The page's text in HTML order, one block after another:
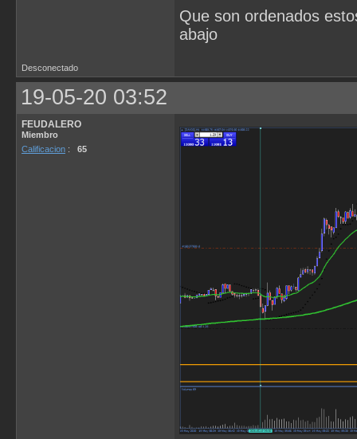
Que son ordenados
abajo
Desconectado
19-05-20 03:52
FEUDALERO
Miembro
Calificacion : 65